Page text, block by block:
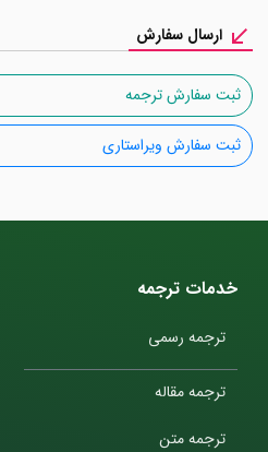
ارسال سفارش
ثبت سفارش ترجمه
ثبت سفارش ویراستاری
خدمات ترجمه
ترجمه رسمی
ترجمه مقاله
ترجمه متن